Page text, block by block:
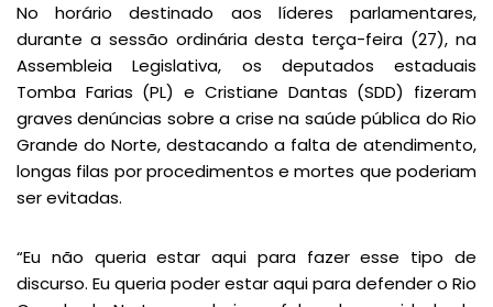
No horário destinado aos líderes parlamentares,
durante a sessão ordinária desta terça-feira (27), na
Assembleia Legislativa, os deputados estaduais
Tomba Farias (PL) e Cristiane Dantas (SDD) fizeram
graves denúncias sobre a crise na saúde pública do Rio
Grande do Norte, destacando a falta de atendimento,
longas filas por procedimentos e mortes que poderiam
ser evitadas.
“Eu não queria estar aqui para fazer esse tipo de
discurso. Eu queria poder estar aqui para defender o Rio